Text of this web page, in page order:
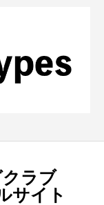
ラブ
サイト